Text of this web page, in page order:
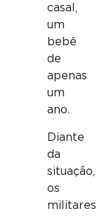
casal,
um
bebê
de
apenas
um
ano.
Diante
da
situação,
os
militares